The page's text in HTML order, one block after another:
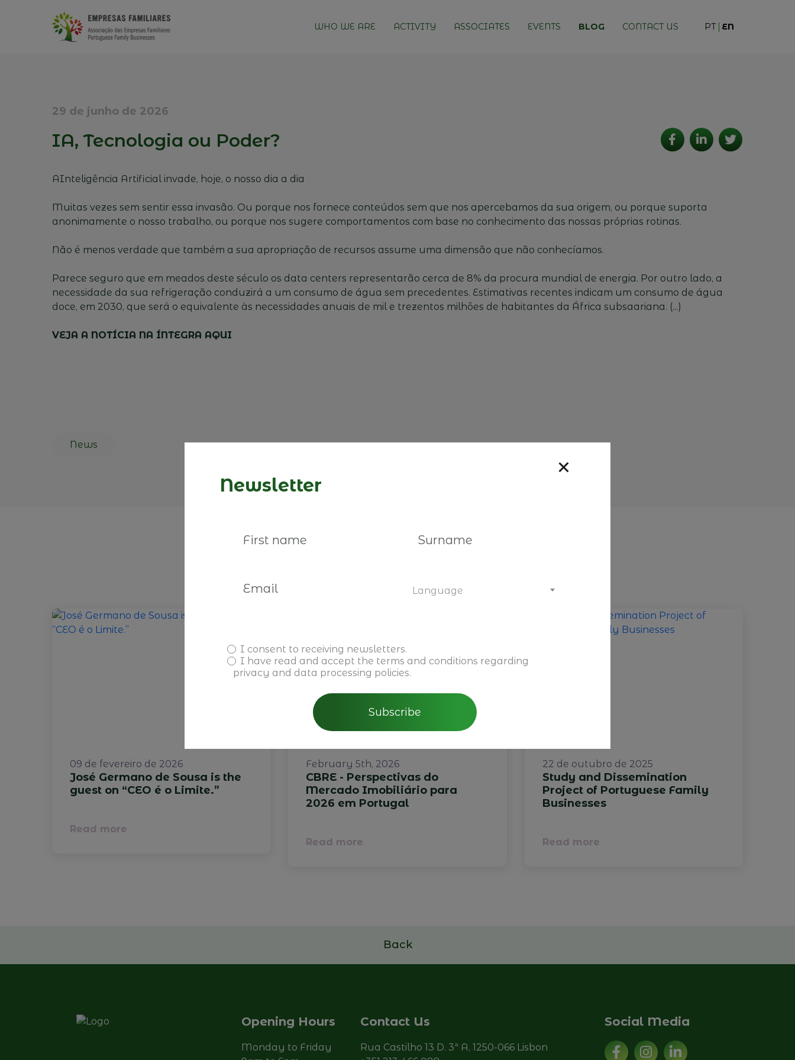
WHO WE ARE ACTIVITY ASSOCIATES EVENTS BLOG CONTACT US PT EN
29 de junho de 2026
IA, Tecnologia ou Poder?
AInteligência Artificial invade, hoje, o nosso dia a dia
Muitas vezes sem sentir essa invasão. Ou porque nos fornece conteúdos sem que nos apercebamos da sua origem, ou porque suporta
anonimamente o nosso trabalho, ou porque nos sugere comportamentos com base no conhecimento das nossas próprias rotinas.
Não é menos verdade que também a sua apropriação de recursos assume uma dimensão que não conhecíamos.
Parece seguro que em meados deste século os data centers representarão cerca de 8% da procura mundial de energia. Por outro lado, a
necessidade da sua refrigeração conduzirá a um consumo de água sem precedentes. Estimativas recentes indicam um consumo de água
doce, em 2030, que será o equivalente às necessidades anuais de mil e trezentos milhões de habitantes da África subsaariana. (...)
VEJA A NOTÍCIA NA ÍNTEGRA AQUI
News
09 de fevereiro de 2026
José Germano de Sousa is the
guest on “CEO é o Limite.”
Read more
February 5th, 2026
CBRE - Perspectivas do
Mercado Imobiliário para
2026 em Portugal
Read more
22 de outubro de 2025
Study and Dissemination
Project of Portuguese Family
Businesses
Read more
Back
Opening Hours
Monday to Friday
Contact Us
Rua Castilho 13 D. 3ª A, 1250-066 Lisbon
Social Media
Newsletter
Language
I consent to receiving newsletters.
I have read and accept the terms and conditions regarding
privacy and data processing policies.
Subscribe